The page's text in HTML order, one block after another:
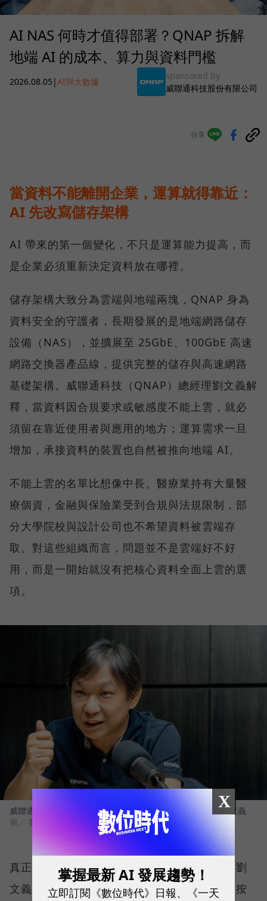
AI NAS 何時才值得部署？QNAP 拆解
地端 AI 的成本、算力與資料門檻
2026.08.05 |AI與大數據
sponsored by
威聯通科技股份有限公司
分享
當資料不能離開企業，運算就得靠近：
AI 先改寫儲存架構
AI 帶來的第一個變化，不只是運算能力提高，而
是企業必須重新決定資料放在哪裡。
儲存架構大致分為雲端與地端兩塊，QNAP 身為
資料安全的守護者，長期發展的是地端網路儲存
設備（NAS），並擴展至 25GbE、100GbE 高速
網路交換器產品線，提供完整的儲存與高速網路
基礎架構。威聯通科技（QNAP）總經理劉文義解
釋，當資料因合規要求或敏感度不能上雲，就必
須留在靠近使用者與應用的地方；運算需求一旦
增加，承接資料的裝置也自然被推向地端 AI。
不能上雲的名單比想像中長。醫療業持有大量醫
療個資，金融與保險業受到合規與法規限制，部
分大學院校與設計公司也不希望資料被雲端存
取。對這些組織而言，問題並不是雲端好不好
用，而是一開始就沒有把核心資料全面上雲的選
項。
威聯通科技（QNAP）總經理暨威強電集團（IEI）董事長 劉文義
圖／ 數位時代
真正讓更多企業回頭計算的，則是長期成本。劉
文義指出，資料上傳雲端可能免費，下載卻會按
X
掌握最新 AI 發展趨勢！
立即訂閱《數位時代》日報、《一天